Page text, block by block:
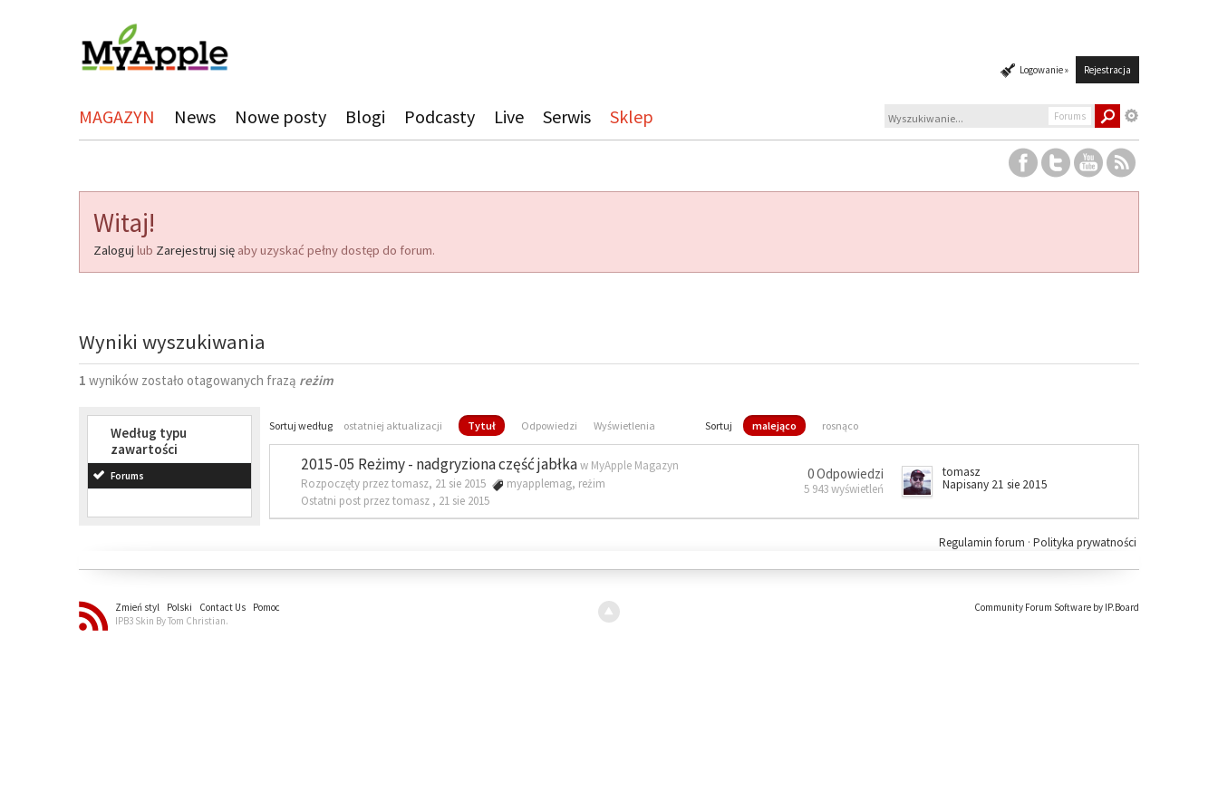
Logowanie » Rejestracja
MAGAZYN News Nowe posty Blogi Podcasty Live Serwis Sklep Forums
Witaj!
Zaloguj lub Zarejestruj się aby uzyskać pełny dostęp do forum.
Wyniki wyszukiwania
1 wyników zostało otagowanych frazą reżim
Według typu
zawartości
Forums
Sortuj według ostatniej aktualizacji Tytuł Odpowiedzi Wyświetlenia Sortuj malejąco rosnąco
2015-05 Reżimy - nadgryziona część jabłkaw MyApple Magazyn
Rozpoczęty przez tomasz, 21 sie 2015
myapplemag, reżim
Ostatni post przez tomasz , 21 sie 2015
0 Odpowiedzi
5 943 wyświetleń
tomasz
Napisany 21 sie 2015
Polityka prywatności
Regulamin forum ·
Zmień styl Polski Contact Us
Pomoc
IPB3 Skin By Tom Christian.
Community Forum Software by IP.Board